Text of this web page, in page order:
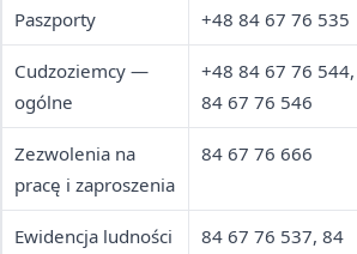
Paszporty +48 84 67 76 535
Cudzoziemcy —
ogólne
+48 84 67 76 544,
84 67 76 546
Zezwolenia na
pracę i zaproszenia
84 67 76 666
Ewidencja ludności
84 67 76 537, 84